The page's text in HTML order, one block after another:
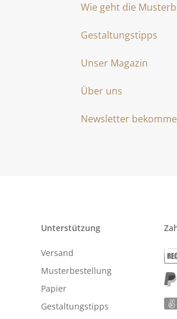
Wie geht die
Gestaltungstipps
Unser Magazin
Über uns
Newsletter
Unterstützung
Versand
Musterbestellung
Papier
Gestaltungstipps